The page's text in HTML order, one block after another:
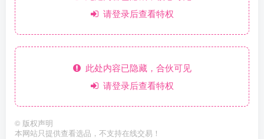
请登录后查看特权
此处内容已隐藏，合伙可见
请登录后查看特权
© 版权声明
本网站只提供查看选品，不支持在线交易！